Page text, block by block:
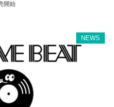
開始
NEWS